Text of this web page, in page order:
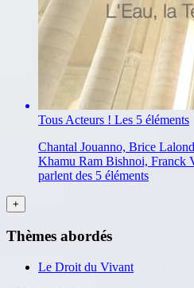
Tous Acteurs ! Les 5 éléments
Chantal Jouanno, Brice
Khamu Ram Bishnoi, Franck
parlent des 5 éléments
Thèmes abordés
Le Droit du Vivant